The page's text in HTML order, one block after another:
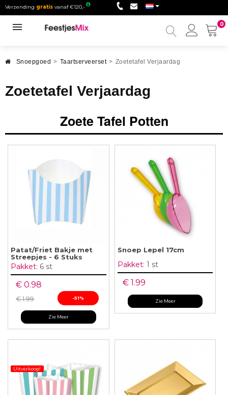
Verzending gratis vanaf €120,-
0
Mijn
Snoepgoed > Taartserveerset > Zoetetafel Verjaardag
Zoetetafel Verjaardag
Zoete Tafel Potten
Patat/Friet Bakje met
Streepjes - 6 Stuks
Pakket: 6 st
€ 0.98
€ 1.99 -51%
Zie Meer
Snoep Lepel 17cm
Pakket: 1 st
€ 1.99
Zie Meer
Uitverkoop!